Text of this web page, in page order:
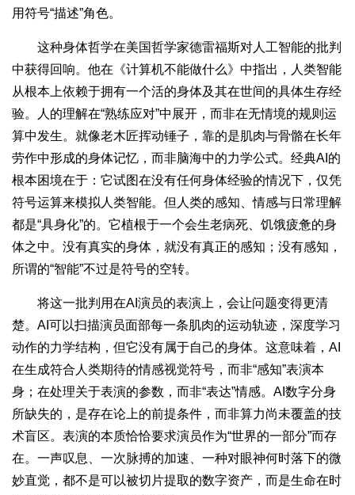
用符号“描述”角色。
这种身体哲学在美国哲学家德雷福斯对人工智能的批判
中获得回响。他在《计算机不能做什么》中指出，人类智能
从根本上依赖于拥有一个活的身体及其在世间的具体生存经
验。人的理解在“熟练应对”中展开，而非在无情境的规则运
算中发生。就像老木匠挥动锤子，靠的是肌肉与骨骼在长年
劳作中形成的身体记忆，而非脑海中的力学公式。经典AI的
根本困境在于：它试图在没有任何身体经验的情况下，仅凭
符号运算来模拟人类智能。但人类的感知、情感与日常理解
都是“具身化”的。它植根于一个会生老病死、饥饿疲惫的身
体之中。没有真实的身体，就没有真正的感知；没有感知，
所谓的“智能”不过是符号的空转。
将这一批判用在AI演员的表演上，会让问题变得更清
楚。AI可以扫描演员面部每一条肌肉的运动轨迹，深度学习
动作的力学结构，但它没有属于自己的身体。这意味着，AI
在生成符合人类期待的情感视觉符号，而非“感知”表演本
身；在处理关于表演的参数，而非“表达”情感。AI数字分身
所缺失的，是存在论上的前提条件，而非算力尚未覆盖的技
术盲区。表演的本质恰恰要求演员作为“世界的一部分”而存
在。一声叹息、一次脉搏的加速、一种对眼神何时落下的微
妙直觉，都不是可以被切片提取的数字资产，而是生命在时